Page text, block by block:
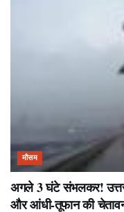
मौसम
अगले 3 घंटे संभलकर!
और आंधी-तूफान की